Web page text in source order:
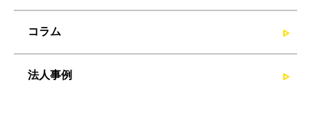
コラム
法人事例